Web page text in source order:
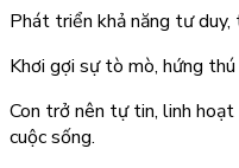
Phát triển khả năng tư
Khơi gợi sự tò mò, hứng
Con trở nên tự tin, linh
cuộc sống.